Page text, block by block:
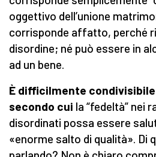
oggettivo dell’unione
corrisponde affatto, perché
disordine; né può essere in
ad un bene.
È difficilmente
secondo cui la “fedeltà” nei
disordinati possa essere
«enorme salto di qualità». Di